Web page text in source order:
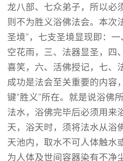
龙八部、七众弟子，所以必
则不为胜义浴佛法会。本次
圣境”，七支圣境显现即：
空花雨，三、法器显圣，四
喜笑，六、活佛授记，七、
成功是法会至关重要的内容
键“胜义”所在。就是说浴佛
法水，浴佛完毕后必须用来
天，浴天时，须将法水从浴
天池内，取水不可人体触水
为人体及世间容器染有不净